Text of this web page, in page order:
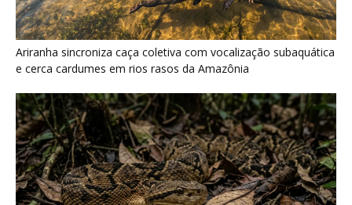
Surucucu detecta calor pela fosseta loreal e prepara ataque de
emboscada no escuro da floresta
Últimas noticias
Quero-quero usa esporão na asa em voo
rasante para afastar animais...